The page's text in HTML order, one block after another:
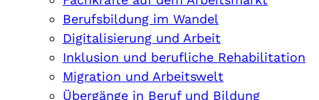
Berufsbildung im Wandel
Digitalisierung und Arbeit
Inklusion und berufliche Rehabilitation
Migration und Arbeitswelt
Übergänge in Beruf und Bildung